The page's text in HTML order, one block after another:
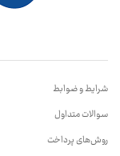
شرایط و ضوابط
سوالات متداول
روش‌های پرداخت